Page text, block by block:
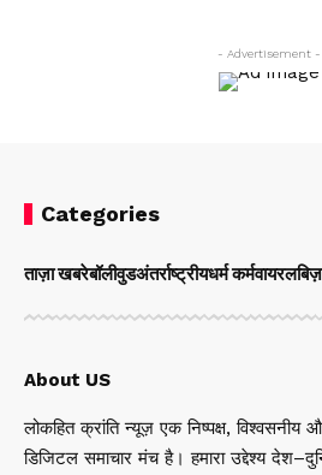
- Advertisement -
Categories
ताज़ा खबरेबॉलीवुडअंतर्राष्ट्रीयधर्म कर्मवायरल
About US
लोकहित क्रांति न्यूज़ एक निष्पक्ष, विश्वसनीय
डिजिटल समाचार मंच है। हमारा उद्देश्य